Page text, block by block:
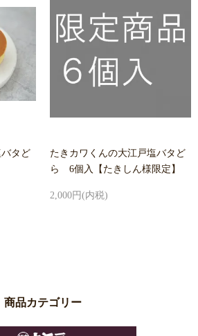
タど
たきカワくんの大江戸塩バタど
ら 6個入【たきしん様限定】
2,000円(内税)
商品カテゴリー